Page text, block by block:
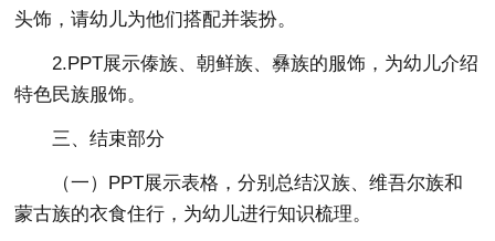
头饰，请幼儿为他们搭配并装扮。
2.PPT展示傣族、朝鲜族、彝族的服饰，为幼儿介绍
特色民族服饰。
三、结束部分
（一）PPT展示表格，分别总结汉族、维吾尔族和
蒙古族的衣食住行，为幼儿进行知识梳理。